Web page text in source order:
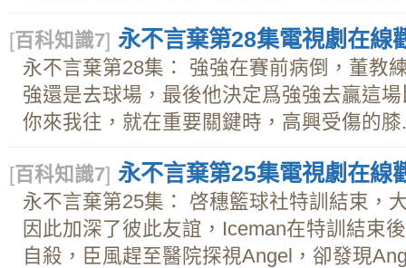
[百科知識7] 永不言棄第28集電視劇在線
永不言棄第28集： 強強在賽前病倒，董教
強還是去球場，最後他決定爲強強去贏這
你來我往，就在重要關鍵時，高興受傷的膝
[百科知識7] 永不言棄第25集電視劇在線
永不言棄第25集： 啓穗籃球社特訓結束，
因此加深了彼此友誼，Iceman在特訓結束
自殺，臣風趕至醫院探視Angel，卻發現